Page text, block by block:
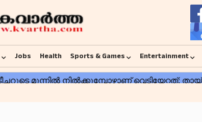
Jobs Health Sports & Games Entertainment